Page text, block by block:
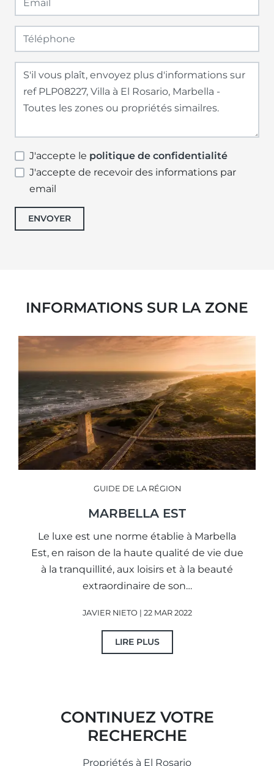
J'accepte le politique de confidentialité
J'accepte de recevoir des informations par
email
ENVOYER
INFORMATIONS SUR LA ZONE
GUIDE DE LA RÉGION
MARBELLA EST
Le luxe est une norme établie à Marbella
Est, en raison de la haute qualité de vie due
à la tranquillité, aux loisirs et à la beauté
extraordinaire de son…
JAVIER NIETO | 22 MAR 2022
LIRE PLUS
CONTINUEZ VOTRE
RECHERCHE
Propriétés à El Rosario